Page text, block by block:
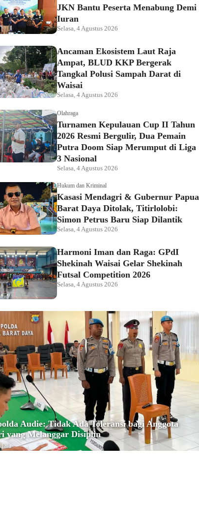
JKN Bantu Peserta Menabung Demi
Iuran
Selasa, 4 Agustus 2026
Ancaman Ekosistem Laut Raja
Ampat, BLUD KKP Bergerak
Tangkal Polusi Sampah Darat di
Waisai
Selasa, 4 Agustus 2026
Olahraga
Turnamen Kepulauan Cup II Tahun
2026 Resmi Bergulir, Dua Pemain
Putra Doom Siap Merumput di Liga
3 Nasional
Selasa, 4 Agustus 2026
Hukum dan Kriminal
Kasasi Mendagri & Gubernur Papua
Barat Daya Ditolak, Titirlolobi:
Simon Petrus Baru Siap Dilantik
Selasa, 4 Agustus 2026
Harmoni Iman dan Raga: GPdI
Shekinah Waisai Gelar Shekinah
Futsal Competition 2026
Selasa, 4 Agustus 2026
Audie: Tidak Ada Toleransi bagi Anggota
yang Melanggar Disiplin
lalu